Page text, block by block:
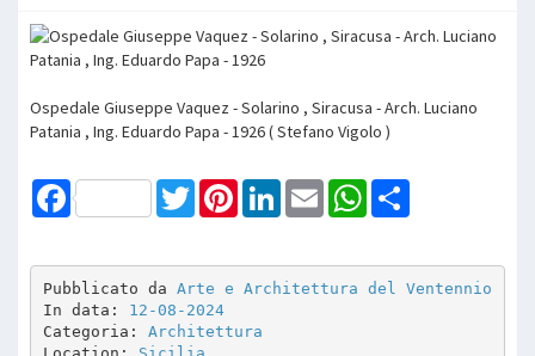
Ospedale Giuseppe Vaquez - Solarino , Siracusa - Arch. Luciano
Patania , Ing. Eduardo Papa - 1926 ( Stefano Vigolo )
Facebook TwitterPinterestLinkedInEmail WhatsApp
Pubblicato da Arte e Architettura del Ventennio
In data: 12-08-2024
Categoria: Architettura
Location: Sicilia